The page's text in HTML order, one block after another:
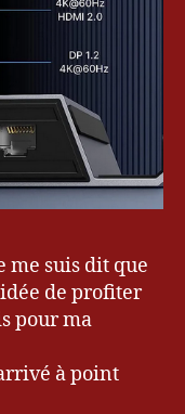
me suis dit que
de profiter
pour ma
à point